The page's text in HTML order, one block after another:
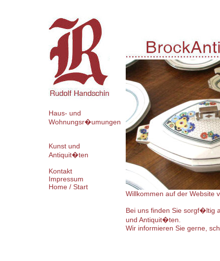
Haus- und
Wohnungsr�umungen
Kunst und
Antiquit�ten
Kontakt
Impressum
Home / Start
Willkommen auf der Website
Bei uns finden Sie sorgf�ltig
und Antiquit�ten.
Wir informieren Sie gerne,